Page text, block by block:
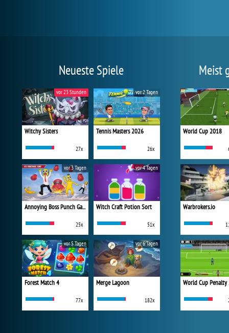
Neueste Spiele
Witchy Sisters
27x
vor 23 Stunden
Tennis Masters 2026
26x
vor 2 Tagen
Annoying Boss Punch Game
25x
vor 3 Tagen
Witch Craft Potion Sort
51x
vor 4 Tagen
Forest Match 4
77x
vor 5 Tagen
Merge Lagoon
182x
vor 6 Tagen
Meist
World Cup 2018
Warbrokers.io
World Cup